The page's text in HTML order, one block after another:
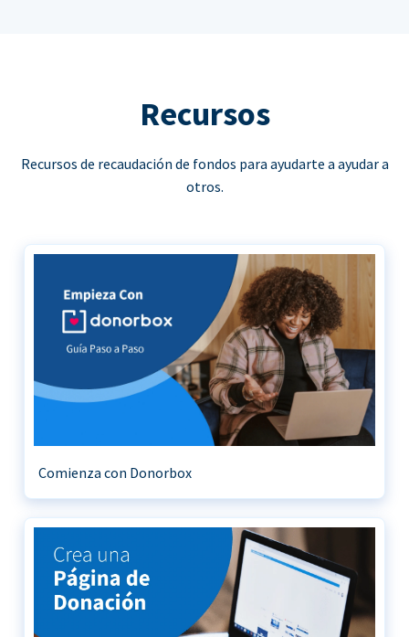
Recursos
Recursos de recaudación de fondos para ayudarte a ayudar a
otros.
Comienza con Donorbox